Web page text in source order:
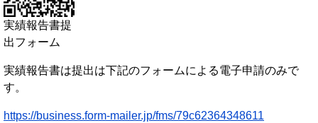
実績報告書提
出フォーム
実績報告書は提出は下記のフォームによる電子申請のみで
す。
https://business.form-mailer.jp/fms/79c62364348611